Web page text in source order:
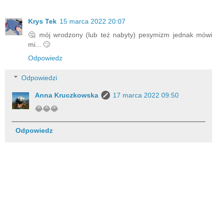
Krys Tek 15 marca 2022 20:07
🤔 mój wrodzony (lub też nabyty) pesymizm jednak mówi
mi... 🙄
Odpowiedz
Odpowiedzi
Anna Kruczkowska
17 marca 2022 09:50
😂😂😂
Odpowiedz